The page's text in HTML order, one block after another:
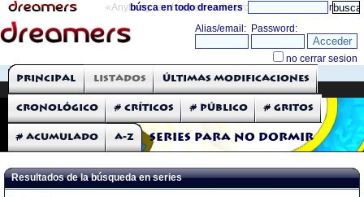
«Anything can happen and it probably will» directorio
búsca en todo dreamers
THE DREAMERS
Críticas: Series de TV
Series para no dormir
Principal Listados Últimas modificaciones
Cronológico # Críticos # Público # Gritos
# Acumulado A-Z
Resultados de la búsqueda en series